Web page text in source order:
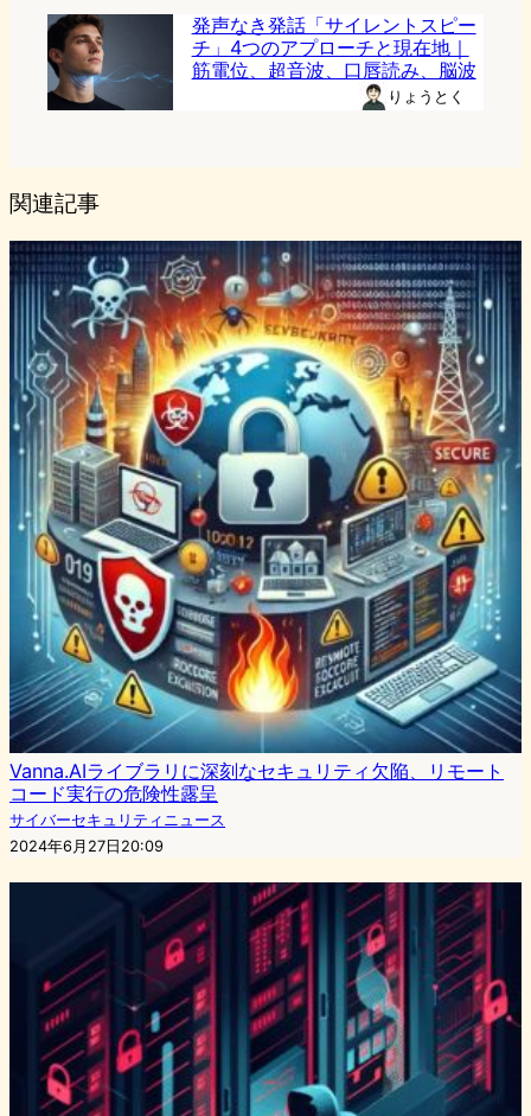
発声なき発話「サイレントスピー
チ」4つのアプローチと現在地｜
筋電位、超音波、口唇読み、脳波
りょうとく
関連記事
Vanna.AIライブラリに深刻なセキュリティ欠陥、リモート
コード実行の危険性露呈
サイバーセキュリティニュース
2024年6月27日20:09